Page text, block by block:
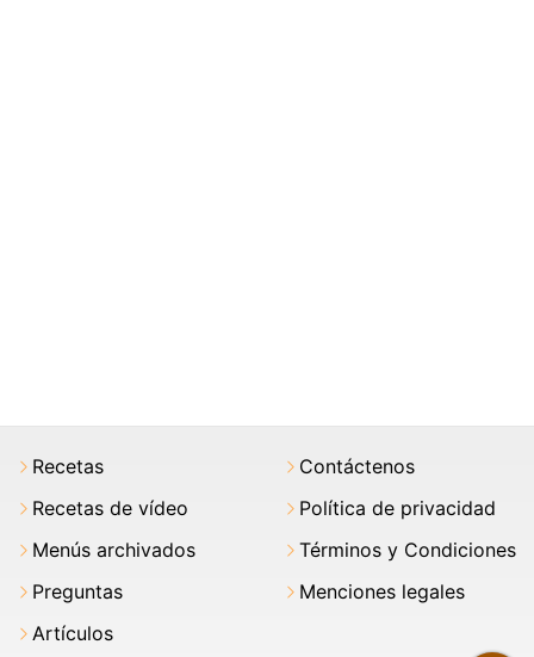
Recetas
Recetas de vídeo
Menús archivados
Preguntas
Artículos
Contáctenos
Política de privacidad
Términos y Condiciones
Menciones legales